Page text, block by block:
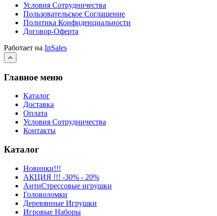
Условия Сотрудничества
Пользовательское Соглашение
Политика Конфиденциальности
Договор-Оферта
Работает на InSales
Главное меню
Каталог
Доставка
Оплата
Условия Сотрудничества
Контакты
Каталог
Новинки!!!
АКЦИЯ !!! -30% - 20%
АнтиСтрессовые игрушки
Головоломки
Деревянные Игрушки
Игровые Наборы